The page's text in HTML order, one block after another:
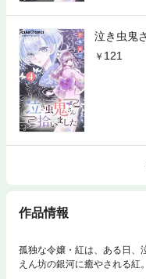
泣き虫鬼
121
作品情報
孤独な令嬢・紅は、ある日、
えん坊の銀河に癒やされる紅